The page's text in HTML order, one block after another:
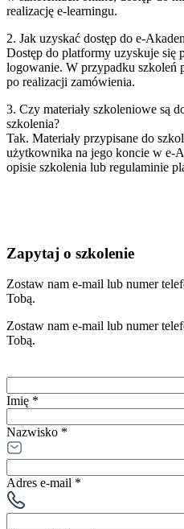
realizację e‑learningu.
2. Jak uzyskać dostęp do
Dostęp do platformy uzyskuje się
logowanie. W przypadku szkoleń
po realizacji zamówienia.
3. Czy materiały szkoleniowe są
szkolenia?
Tak. Materiały przypisane do
użytkownika na jego koncie w
opisie szkolenia lub regulaminie
Zapytaj o szkolenie
Zostaw nam e-mail lub numer
Tobą.
Zostaw nam e-mail lub numer
Tobą.
Imię *
Nazwisko *
Adres e-mail *